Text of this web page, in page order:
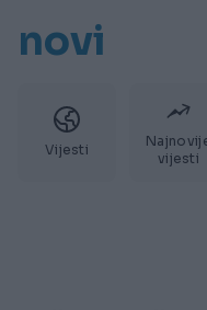
novi
Vijesti
vijesti